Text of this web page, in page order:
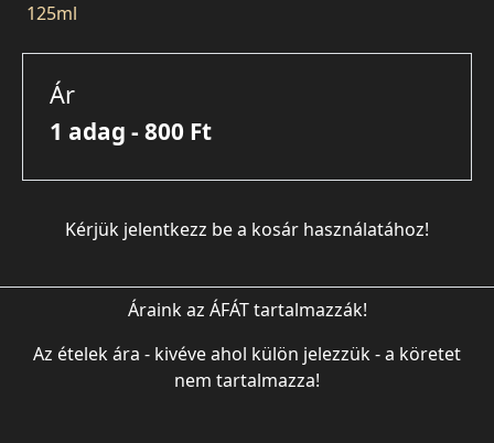
125ml
Ár
1 adag - 800 Ft
Kérjük jelentkezz be a kosár használatához!
Áraink az ÁFÁT tartalmazzák!
Az ételek ára - kivéve ahol külön jelezzük - a köretet
nem tartalmazza!